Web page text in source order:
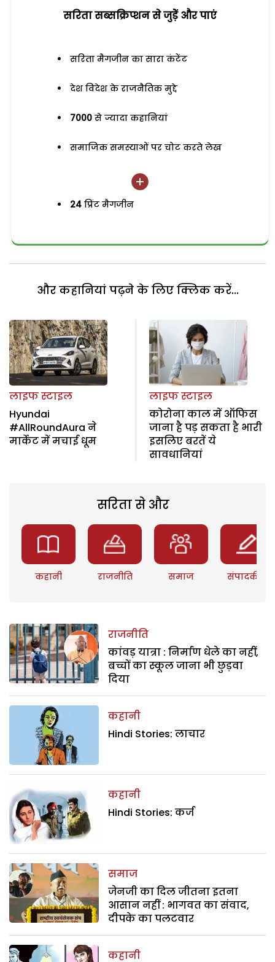
सरिता सब्सक्रिप्शन से जुड़ेें और पाएं
सरिता मैगजीन का सारा कंटेंट
देश विदेश के राजनैतिक मुद्दे
7000 से ज्यादा कहानियां
समाजिक समस्याओं पर चोट करते लेख
24 प्रिंट मैगजीन
और कहानियां पढ़ने के लिए क्लिक करें...
लाइफ स्टाइल
Hyundai
#AllRoundAura ने
मार्केट में मचाई धूम
लाइफ स्टाइल
कोरोना काल में ऑफिस
जाना है पड़ सकता है भारी
इसलिए बरतें ये
सावधानियां
सरिता से और
कहानी राजनीति समाज संपादकीय
राजनीति
कांवड़ यात्रा : निर्माण धेले का नहीं,
बच्चों का स्कूल जाना भी छुड़वा
दिया
कहानी
Hindi Stories: लाचार
कहानी
Hindi Stories: कर्ज
समाज
जेनजी का दिल जीतना इतना
आसान नहीं : भागवत का संवाद,
दीपके का पलटवार
कहानी